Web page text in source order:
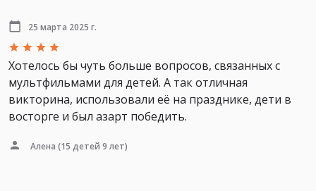
25 марта 2025 г.
Хотелось бы чуть больше вопросов, связанных с
мультфильмами для детей. А так отличная
викторина, использовали её на празднике, дети в
восторге и был азарт победить.
Алена (15 детей 9 лет)